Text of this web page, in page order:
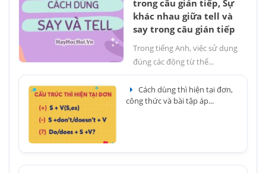
trong câu gián tiếp, Sự
khác nhau giữa tell và
say trong câu gián tiếp
Trong tiếng Anh, việc sử dụng
đúng các động từ thể...
Cách dùng thì hiện tại đơn,
công thức và bài tập áp...